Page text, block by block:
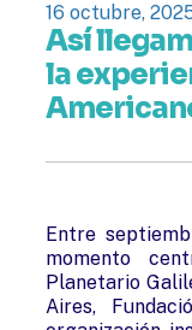
16 octubre,
Así
la
Entre
momento
Planetario
Aires,